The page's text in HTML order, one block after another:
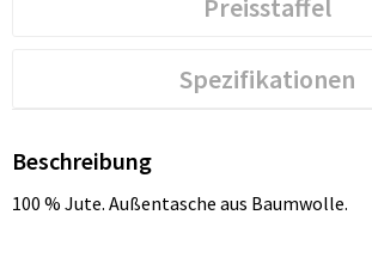
Preisstaffel
Spezifikationen
Beschreibung
100 % Jute. Außentasche aus Baumwolle.